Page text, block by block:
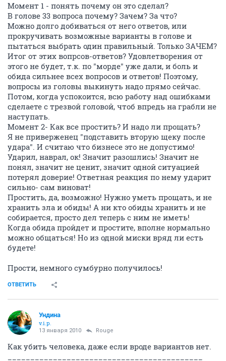
Момент 1 - понять почему он это сделал?
В голове 33 вопроса почему? Зачем? За что?
Можно долго добиваться от него ответов, или
прокручивать возможные варианты в голове и
пытаться выбрать один правильный. Только ЗАЧЕМ?
Итог от этих вопрсов-ответов? Удовлетворения от
этого не будет, т.к. по "морде" уже дали, и боль и
обида сильнее всех вопросов и ответов! Поэтому,
вопросы из головы выкинуть надо прямо сейчас.
Потом, когда успокоится, всю работу над ошибками
сделаете с трезвой головой, чтоб впредь на грабли не
наступать.
Момент 2- Как все простить? И надо ли прощать?
Я не приверженец "подставить вторую щеку после
удара". И считаю что бизнесе это не допустимо!
Ударил, наврал, ок! Значит разошлись! Значит не
понял, значит не ценит, значит одной ситуацией
потерял доверие! Ответная реакция по нему ударит
сильно- сам виноват!
Простить, да, возможно! Нужно уметь прощать, и не
хранить зла и обиды! А ни кто обиды хранить и не
собирается, просто дел теперь с ним не иметь!
Когда обида пройдет и простите, вполне нормально
можно общаться! Но из одной миски вряд ли есть
будете!
Прости, немного сумбурно получилось!
ОТВЕТИТЬ
Ундина
v.i.p.
13 января 2010 Rouge
Как убить человека, даже если вроде вариантов нет.